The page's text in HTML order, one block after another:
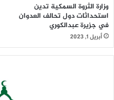
وزارة الثروة السمكية تدين
استحداثات دول تحالف العدوان
في جزيرة عبدالكوري
أبريل 1, 2023